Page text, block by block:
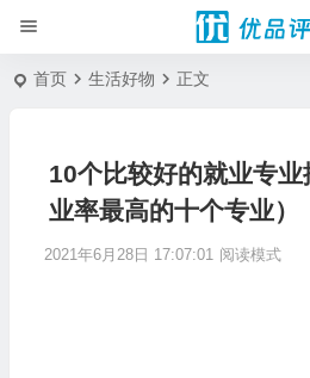
首页 生活好物 正文
10个比较好的就业专
业率最高的十个专业）
2021年6月28日 17:07:01 阅读模式